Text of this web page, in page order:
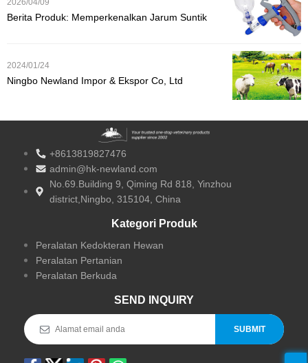
2026/04/09
Berita Produk: Memperkenalkan Jarum Suntik
2024/01/24
Ningbo Newland Impor & Ekspor Co, Ltd
+8613819827476
admin@hk-newland.com
No.69.Building 9, Qiming Rd 818, Yinzhou
district,Ningbo, 315104, China
Kategori Produk
Peralatan Kedokteran Hewan
Peralatan Pertanian
Peralatan Berkuda
SEND INQUIRY
SUBMIT